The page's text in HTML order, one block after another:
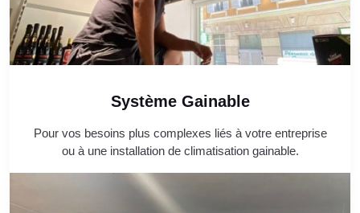
Système Gainable
Pour vos besoins plus complexes liés à votre entreprise
ou à une installation de climatisation gainable.